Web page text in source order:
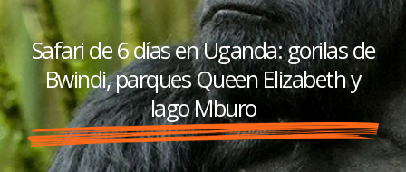
Safari de 6 días en Uganda: gorilas de
Bwindi, parques Queen Elizabeth y
lago Mburo